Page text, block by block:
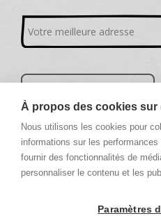
À propos des cookies sur
Nous utilisons les cookies pour
informations sur les
fournir des fonctionnalités de
personnaliser le contenu et les
Paramètres